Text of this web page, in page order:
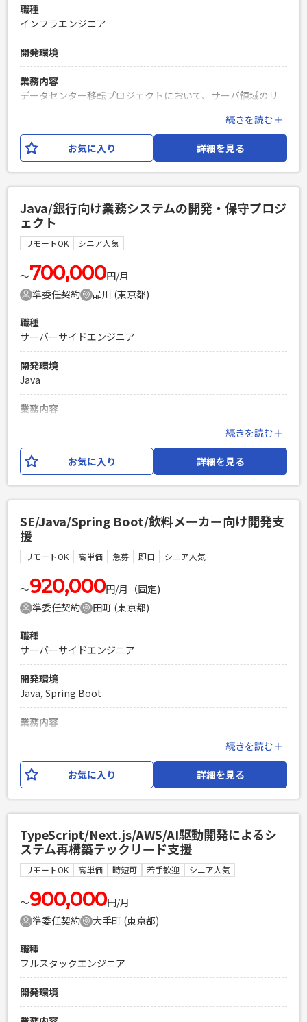
職種
インフラエンジニア
開発環境
業務内容
データセンター移転プロジェクトにおいて、サーバ領域のリ
設に伴うIPアドレス変更、およびミドルウェア・アプリケー
ションの設定変更 ・サーバ領域の取りまとめおよび設計・構
築方針の策定 ・既存環境の調査、構成情報の整理、設計書な
トワークチームおよび関係部門との調整 ・運用設計および運
用引継ぎ・移管支援
必須スキル
・サーバインフラの設計・構築経験（5年以上） ・インフラプ
ロジェクトにおけるリーダーまたはサブリーダー経験 ・サー
バ移設に伴うIPアドレス変更、およびミドルウェア・アプリ
ウド環境の設計・構築経験 ・現行環境の調査および設計書の
作成・更新経験 ・関係部門との調整、進捗管理および課題管
理経験
PHPを用いたWebサービスの開発経験4年以上
エンジニア複数人のチームでの開発経験
続きを読む＋
お気に入り 詳細を見る
Java/銀行向け業務システムの開発・保守プロジ
ェクト
リモートOK シニア人気
〜700,000円/月
準委任契約
品川 (東京都)
職種
サーバーサイドエンジニア
開発環境
Java
業務内容
工程から開発まで主体的に推進できる中堅エンジニアを募集
します。 既存システムの機能改善を中心に、ユーザ部門との
仕様調整や影響調査など、上流工程から関わる機会の多い案
対応） ・既存システムの影響調査 ・基本設計、詳細設計 ・
Javaによるアプリケーション開発 ・テスト計画、テスト実施
・本番リリース対応 ・保守・障害調査 ※調査・設計工程の比
率が比較的高いポジションです。
必須スキル
・基本設計〜テストまでの開発経験 ・JavaによるWebシステ
PHPを用いたWebサービスの開発経験4年以上
エンジニア複数人のチームでの開発経験
続きを読む＋
お気に入り 詳細を見る
SE/Java/Spring Boot/飲料メーカー向け開発支
援
リモートOK 高単価 急募 即日 シニア人気
〜920,000円/月（固定)
準委任契約
田町 (東京都)
職種
サーバーサイドエンジニア
開発環境
Java, Spring Boot
業務内容
していただきます。 SEとして設計以降のフェーズに携わって
いただきます。 使用する技術としては、Java, Spring Boot,
Reactとなります。
Java(Springboot)開発経験 ・React開発経験（※類似FWでも
可） ・顧客折衝経験
PHPを用いたWebサービスの開発経験4年以上
エンジニア複数人のチームでの開発経験
続きを読む＋
お気に入り 詳細を見る
TypeScript/Next.js/AWS/AI駆動開発によるシ
ステム再構築テックリード支援
リモートOK 高単価 時短可 若手歓迎 シニア人気
〜900,000円/月
準委任契約
大手町 (東京都)
職種
フルスタックエンジニア
開発環境